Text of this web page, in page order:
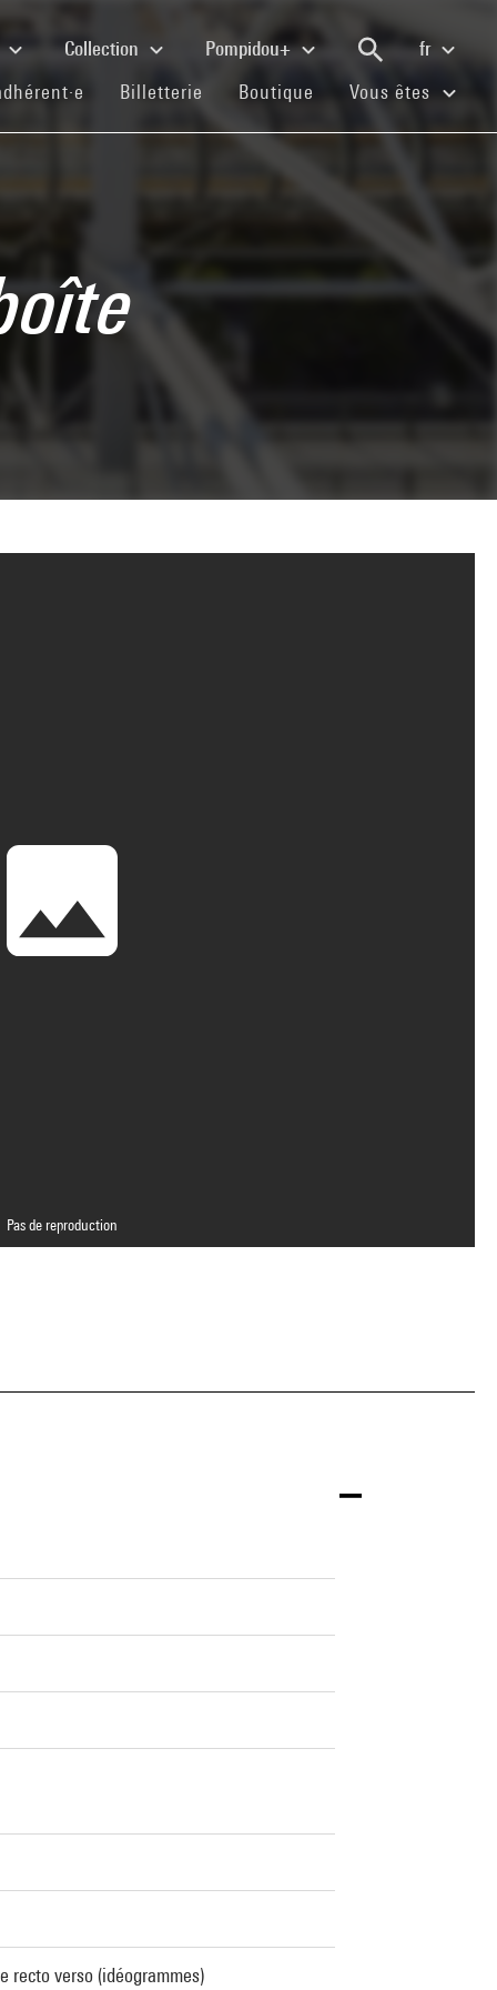
Collection Pompidou+
fr
(current)
Billetterie (current)
Boutique (current)
Vous êtes
Pas de reproduction
verso (idéogrammes)